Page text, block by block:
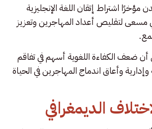
اشتراط إتقان اللغة الإنجليزية
مسعى لتقليص أعداد المهاجرين وتعزيز
أن ضعف الكفاءة اللغوية أسهم في تفاقم
وأعاق اندماج المهاجرين في الحياة
الديمغرافي